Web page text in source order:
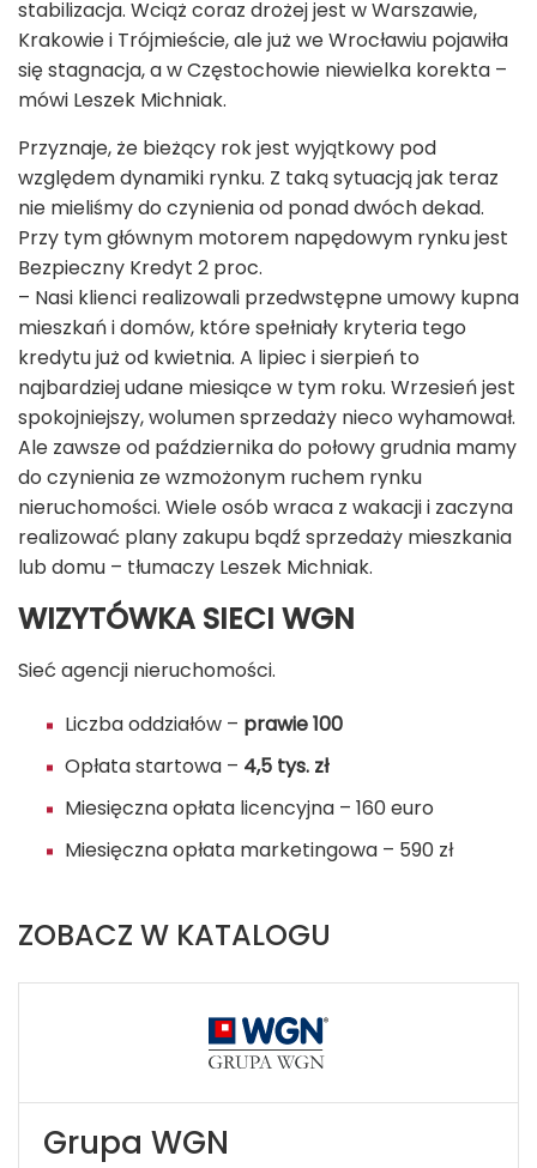
stabilizacja. Wciąż coraz drożej jest w Warszawie,
Krakowie i Trójmieście, ale już we Wrocławiu pojawiła
się stagnacja, a w Częstochowie niewielka korekta –
mówi Leszek Michniak.
Przyznaje, że bieżący rok jest wyjątkowy pod
względem dynamiki rynku. Z taką sytuacją jak teraz
nie mieliśmy do czynienia od ponad dwóch dekad.
Przy tym głównym motorem napędowym rynku jest
Bezpieczny Kredyt 2 proc.
– Nasi klienci realizowali przedwstępne umowy kupna
mieszkań i domów, które spełniały kryteria tego
kredytu już od kwietnia. A lipiec i sierpień to
najbardziej udane miesiące w tym roku. Wrzesień jest
spokojniejszy, wolumen sprzedaży nieco wyhamował.
Ale zawsze od października do połowy grudnia mamy
do czynienia ze wzmożonym ruchem rynku
nieruchomości. Wiele osób wraca z wakacji i zaczyna
realizować plany zakupu bądź sprzedaży mieszkania
lub domu – tłumaczy Leszek Michniak.
WIZYTÓWKA SIECI WGN
Sieć agencji nieruchomości.
Liczba oddziałów – prawie 100
Opłata startowa – 4,5 tys. zł
Miesięczna opłata licencyjna – 160 euro
Miesięczna opłata marketingowa – 590 zł
ZOBACZ W KATALOGU
Grupa WGN